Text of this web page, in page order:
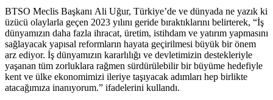
BTSO Meclis Başkanı Ali Uğur, Türkiye’de ve dünyada ne yazık ki
üzücü olaylarla geçen 2023 yılını geride bıraktıklarını belirterek, “İş
dünyamızın daha fazla ihracat, üretim, istihdam ve yatırım yapmasını
sağlayacak yapısal reformların hayata geçirilmesi büyük bir önem
arz ediyor. İş dünyamızın kararlılığı ve devletimizin destekleriyle
yaşanan tüm zorluklara rağmen sürdürülebilir bir büyüme hedefiyle
kent ve ülke ekonomimizi ileriye taşıyacak adımları hep birlikte
atacağımıza inanıyorum.” ifadelerini kullandı.